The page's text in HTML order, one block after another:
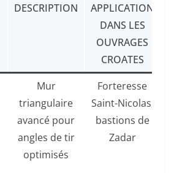
DESCRIPTION
APPLICATION
DANS LES
OUVRAGES
CROATES
Mur
triangulaire
avancé pour
angles de tir
optimisés
Forteresse
Saint-Nicolas,
bastions de
Zadar